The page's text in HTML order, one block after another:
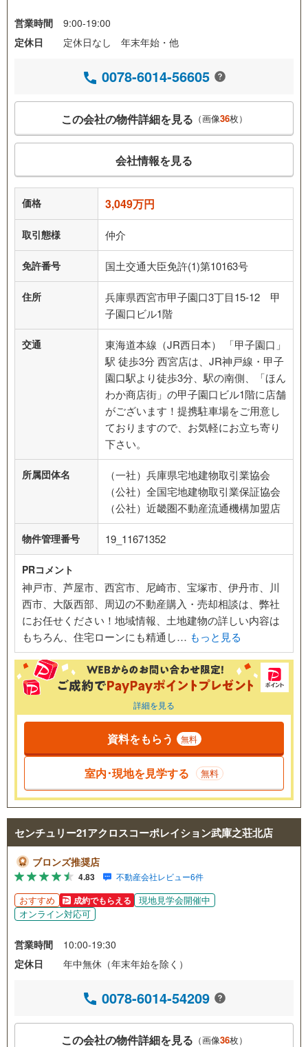
営業時間
9:00-19:00
定休日
定休日なし 年末年始・他
0078-6014-56605
この会社の物件詳細を見る （画像36枚）
会社情報を見る
価格 3,049万円
取引態様 仲介
免許番号 国土交通大臣免許(1)第10163号
住所
兵庫県西宮市甲子園口3丁目15-12 甲
子園口ビル1階
交通
東海道本線（JR西日本） 「甲子園口」
駅 徒歩3分 西宮店は、JR神戸線・甲子
園口駅より徒歩3分、駅の南側、「ほん
わか商店街」の甲子園口ビル1階に店舗
がございます！提携駐車場をご用意し
ておりますので、お気軽にお立ち寄り
下さい。
所属団体名
（一社）兵庫県宅地建物取引業協会
（公社）全国宅地建物取引業保証協会
（公社）近畿圏不動産流通機構加盟店
物件管理番号 19_11671352
PRコメント
神戸市、芦屋市、西宮市、尼崎市、宝塚市、伊丹市、川
西市、大阪西部、周辺の不動産購入・売却相談は、弊社
にお任せください！地域情報、土地建物の詳しい内容は
もちろん、住宅ローンにも精通し… もっと見る
詳細を見る
資料をもらう 無料
室内･現地を見学する 無料
センチュリー21アクロスコーポレイション武庫之荘北店
ブロンズ推奨店
4.83 不動産会社レビュー6件
おすすめ 成約でもらえる
現地見学会開催中
オンライン対応可
営業時間
10:00-19:30
定休日
年中無休（年末年始を除く）
0078-6014-54209
この会社の物件詳細を見る （画像36枚）